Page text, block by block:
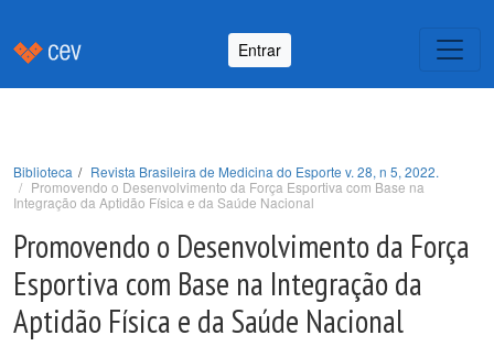
Entrar
Biblioteca
Revista Brasileira de Medicina do Esporte v. 28, n 5, 2022.
Promovendo o Desenvolvimento da Força Esportiva com Base na
Integração da Aptidão Física e da Saúde Nacional
Promovendo o Desenvolvimento da Força
Esportiva com Base na Integração da
Aptidão Física e da Saúde Nacional